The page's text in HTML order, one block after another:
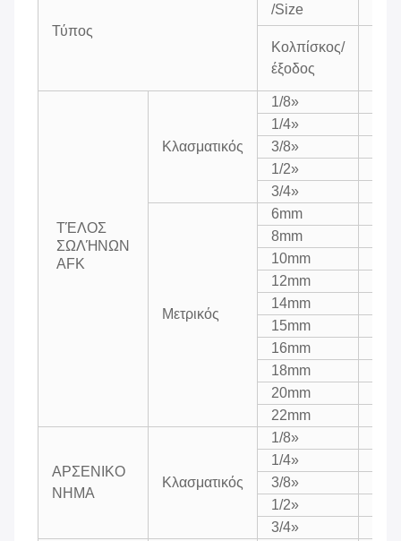
Τύπος
/Size
Κολπίσκος/
έξοδος
ΤΈΛΟΣ
ΣΩΛΉΝΩΝ
AFK
Κλασματικός
1/8»
1/4»
3/8»
1/2»
3/4»
Μετρικός
6mm
8mm
10mm
12mm
14mm
15mm
16mm
18mm
20mm
22mm
ΑΡΣΕΝΙΚΟ
ΝΗΜΑ
Κλασματικός
1/8»
1/4»
3/8»
1/2»
3/4»